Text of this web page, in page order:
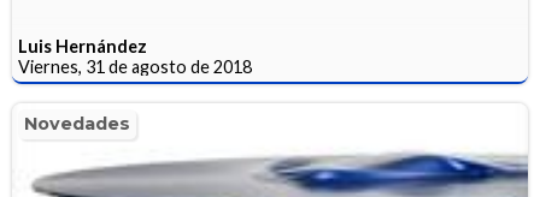
Luis Hernández
Viernes, 31 de agosto de 2018
Novedades